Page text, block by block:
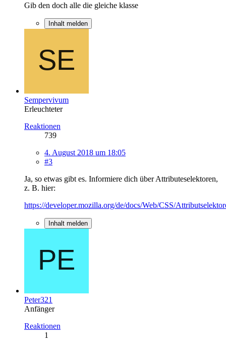
Gib den doch alle die gleiche klasse
Inhalt melden
Sempervivum
Erleuchteter
Reaktionen
739
4. August 2018 um 18:05
#3
Ja, so etwas gibt es. Informiere dich über Attributeselektoren,
z. B. hier:
https://developer.mozilla.org/de/docs/Web/CSS/
Inhalt melden
Peter321
Anfänger
Reaktionen
1